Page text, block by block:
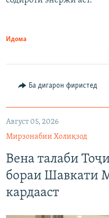
Идома
Ба дигарон фиристед
Август 05, 2026
Мирзонабии Холиқзод
Вена талаби
бораи Шавкати
кардааст